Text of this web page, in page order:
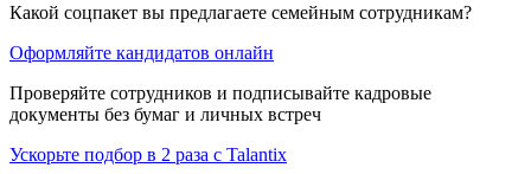
Какой соцпакет вы предлагаете семейным сотрудникам?
Оформляйте кандидатов онлайн
Проверяйте сотрудников и подписывайте кадровые
документы без бумаг и личных встреч
Ускорьте подбор в 2 раза с Talantix